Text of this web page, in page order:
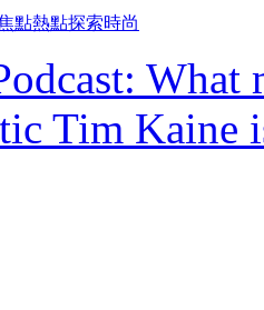
點熱點探索時尚
What
Tim Kaine